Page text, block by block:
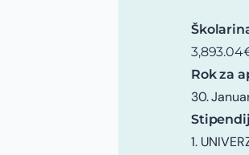
Rok za
30.
1.